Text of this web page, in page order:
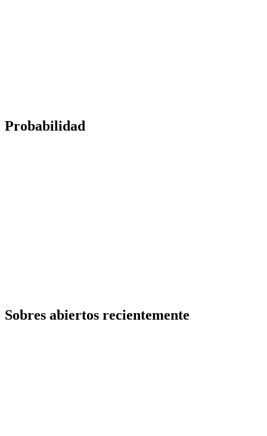
Probabilidad
Sobres abiertos recientemente